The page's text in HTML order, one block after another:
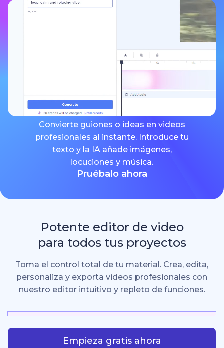
Convierte guiones o ideas en videos
profesionales al instante. Introduce tu
texto y la IA añade imágenes,
locuciones y música.
Pruébalo ahora
Potente editor de video
para todos tus proyectos
Toma el control total de tu material. Crea, edita,
personaliza y exporta videos profesionales con
nuestro editor intuitivo y repleto de funciones.
Empieza gratis ahora